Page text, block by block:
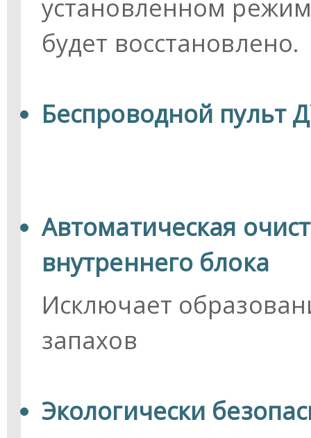
установленном
будет восстановлено.
Беспроводной пульт
Автоматическая
внутреннего блока
Исключает
запахов
Экологически